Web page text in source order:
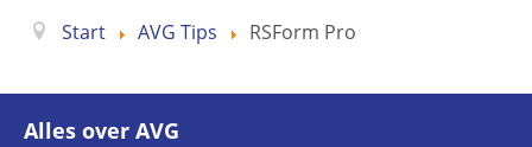
Start AVG Tips RSForm Pro
Alles over AVG